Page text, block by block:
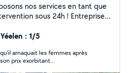
nos services en tant que
- traitement de
toiture - pose de
: 1/5
arnaquait les femmes après
prix exorbitant